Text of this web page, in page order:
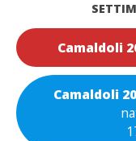
Camaldoli
Camaldoli